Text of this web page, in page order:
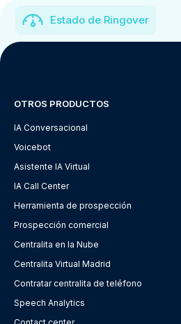
Estado de Ringover
OTROS PRODUCTOS
IA Conversacional
Voicebot
Asistente IA Virtual
IA Call Center
Herramienta de prospección
Prospección comercial
Centralita en la Nube
Centralita Virtual Madrid
Contratar centralita de teléfono
Speech Analytics